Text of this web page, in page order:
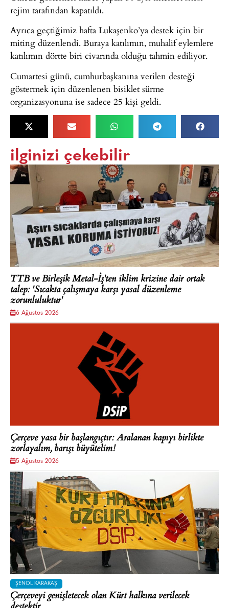
rejim tarafından kapatıldı.
Ayrıca geçtiğimiz hafta Lukaşenko’ya destek için bir
miting düzenlendi. Buraya katılımın, muhalif eylemlere
katılımın dörtte biri civarında olduğu tahmin ediliyor.
Cumartesi günü, cumhurbaşkanına verilen desteği
göstermek için düzenlenen bisiklet sürme
organizasyonuna ise sadece 25 kişi geldi.
ilginizi çekebilir
TTB ve Birleşik Metal-İş'ten iklim krizine dair ortak
talep: 'Sıcakta çalışmaya karşı yasal düzenleme
zorunluluktur'
6 Ağustos 2026
Çerçeve yasa bir başlangıçtır: Aralanan kapıyı birlikte
zorlayalım, barışı büyütelim!
5 Ağustos 2026
ŞENOL KARAKAŞ
Çerçeveyi genişletecek olan Kürt halkına verilecek